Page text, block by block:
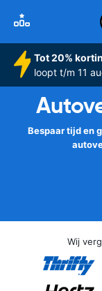
Tot 20%
loopt t/m 11
Bespaar tijd en
Wij